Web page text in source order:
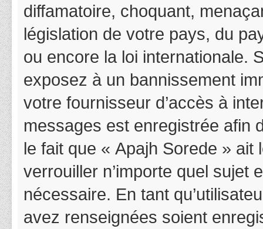
diffamatoire, choquant,
législation de votre pays, du
ou encore la loi internationale.
exposez à un bannissement
votre fournisseur d’accès à
messages est enregistrée afin
le fait que « Apajh Sorede »
verrouiller n’importe quel sujet
nécessaire. En tant
avez renseignées soient